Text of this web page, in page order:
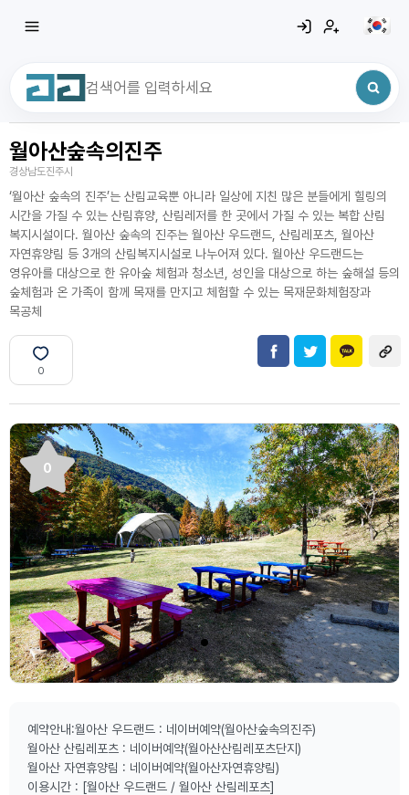
최근 검색어
월아산숲속의진주
경상남도진주시
‘월아산 숲속의 진주’는 산림교육뿐 아니라 일상에 지친 많은 분들에게 힐링의
시간을 가질 수 있는 산림휴양, 산림레저를 한 곳에서 가질 수 있는 복합 산림
복지시설이다. 월아산 숲속의 진주는 월아산 우드랜드, 산림레포츠, 월아산
자연휴양림 등 3개의 산림복지시설로 나누어져 있다. 월아산 우드랜드는
영유아를 대상으로 한 유아숲 체험과 청소년, 성인을 대상으로 하는 숲해설 등의
숲체험과 온 가족이 함께 목재를 만지고 체험할 수 있는 목재문화체험장과
목공체
0
0
예약안내:월아산 우드랜드 : 네이버예약(월아산숲속의진주)
월아산 산림레포츠 : 네이버예약(월아산산림레포츠단지)
월아산 자연휴양림 : 네이버예약(월아산자연휴양림)
이용시간 : [월아산 우드랜드 / 월아산 산림레포츠]